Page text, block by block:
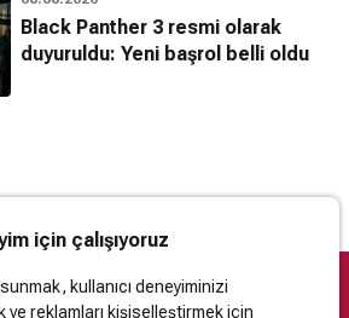
Black Panther 3 resmi olarak
duyuruldu: Yeni başrol belli oldu
için çalışıyoruz
kullanıcı deneyiminizi
reklamları kişiselleştirmek için